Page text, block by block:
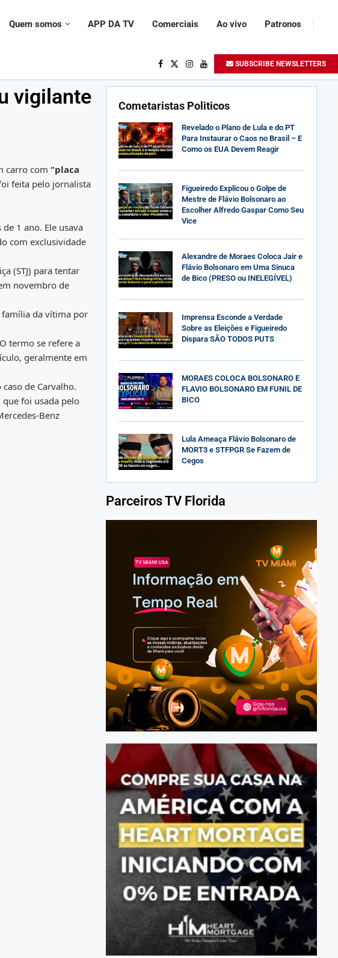
Quem somos APP DA TV Comerciais Ao vivo Patronos
SUBSCRIBE NEWSLETTERS
vigilante
carro com “placa
feita pelo jornalista
1 ano. Ele usava
com exclusividade
(STJ) para tentar
novembro de
família da vítima por
termo se refere a
geralmente em
de Carvalho.
que foi usada pelo
Benz
Cometaristas Politicos
Revelado o Plano de Lula e do PT
Para Instaurar o Caos no Brasil – E
Como os EUA Devem Reagir
Figueiredo Explicou o Golpe de
Mestre de Flávio Bolsonaro ao
Escolher Alfredo Gaspar Como Seu
Vice
Alexandre de Moraes Coloca Jair e
Flávio Bolsonaro em Uma Sinuca
de Bico (PRESO ou INELEGÍVEL)
Imprensa Esconde a Verdade
Sobre as Eleições e Figueiredo
Dispara SÃO TODOS PUTS
MORAES COLOCA BOLSONARO E
FLAVIO BOLSONARO EM FUNIL DE
BICO
Lula Ameaça Flávio Bolsonaro de
MORT3 e STFPGR Se Fazem de
Cegos
Parceiros TV Florida